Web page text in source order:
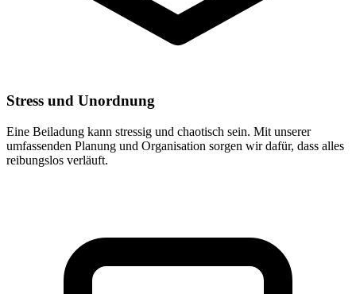
Stress und Unordnung
Eine Beiladung kann stressig und chaotisch sein. Mit unserer
umfassenden Planung und Organisation sorgen wir dafür, dass alles
reibungslos verläuft.